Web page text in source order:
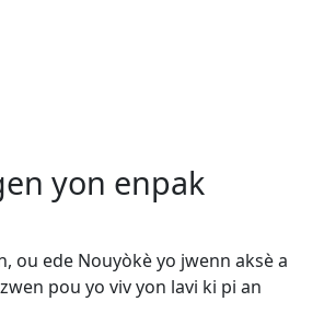
yon enpak
ou ede Nouyòkè yo jwenn aksè a
pou yo viv yon lavi ki pi an